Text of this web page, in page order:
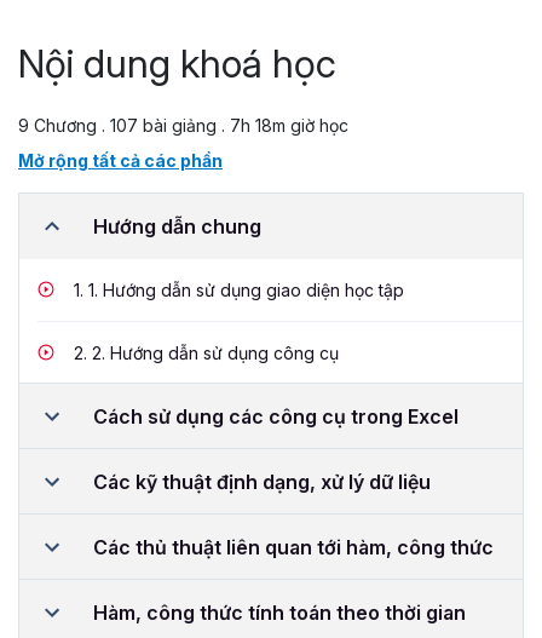
Nội dung khoá học
9 Chương . 107 bài giảng . 7h 18m giờ học
Mở rộng tất cả các phần
Hướng dẫn chung
1. 1. Hướng dẫn sử dụng giao diện học tập
2. 2. Hướng dẫn sử dụng công cụ
Cách sử dụng các công cụ trong Excel
Các kỹ thuật định dạng, xử lý dữ liệu
Các thủ thuật liên quan tới hàm, công thức
Hàm, công thức tính toán theo thời gian